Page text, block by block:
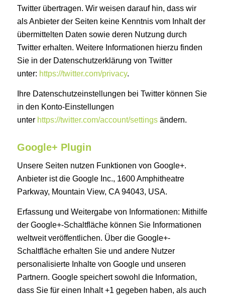
Twitter übertragen. Wir weisen darauf hin, dass wir
als Anbieter der Seiten keine Kenntnis vom Inhalt der
übermittelten Daten sowie deren Nutzung durch
Twitter erhalten. Weitere Informationen hierzu finden
Sie in der Datenschutzerklärung von Twitter
unter: https://twitter.com/privacy.
Ihre Datenschutzeinstellungen bei Twitter können Sie
in den Konto-Einstellungen
unter https://twitter.com/account/settingsändern.
Google+ Plugin
Unsere Seiten nutzen Funktionen von Google+.
Anbieter ist die Google Inc., 1600 Amphitheatre
Parkway, Mountain View, CA 94043, USA.
Erfassung und Weitergabe von Informationen: Mithilfe
der Google+-Schaltfläche können Sie Informationen
weltweit veröffentlichen. Über die Google+-
Schaltfläche erhalten Sie und andere Nutzer
personalisierte Inhalte von Google und unseren
Partnern. Google speichert sowohl die Information,
dass Sie für einen Inhalt +1 gegeben haben, als auch